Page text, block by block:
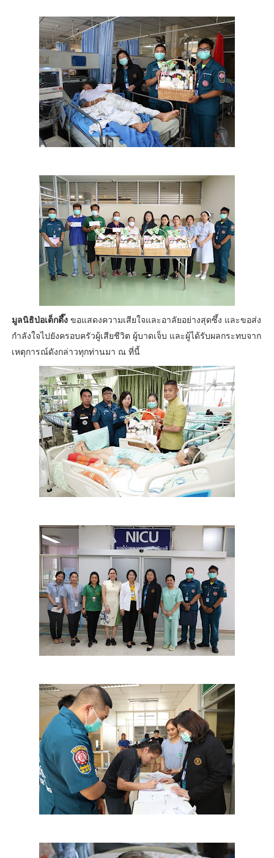
มูลนิธิป่อเต็กตึ๊งขอแสดงความเสียใจและอาลัยอย่างสุดซึ้ง และขอส่ง
กำลังใจไปยังครอบครัวผู้เสียชีวิต ผู้บาดเจ็บ และผู้ได้รับผลกระทบจาก
เหตุการณ์ดังกล่าวทุกท่านมา ณ ที่นี้